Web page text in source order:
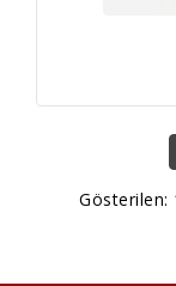
Gösterilen: